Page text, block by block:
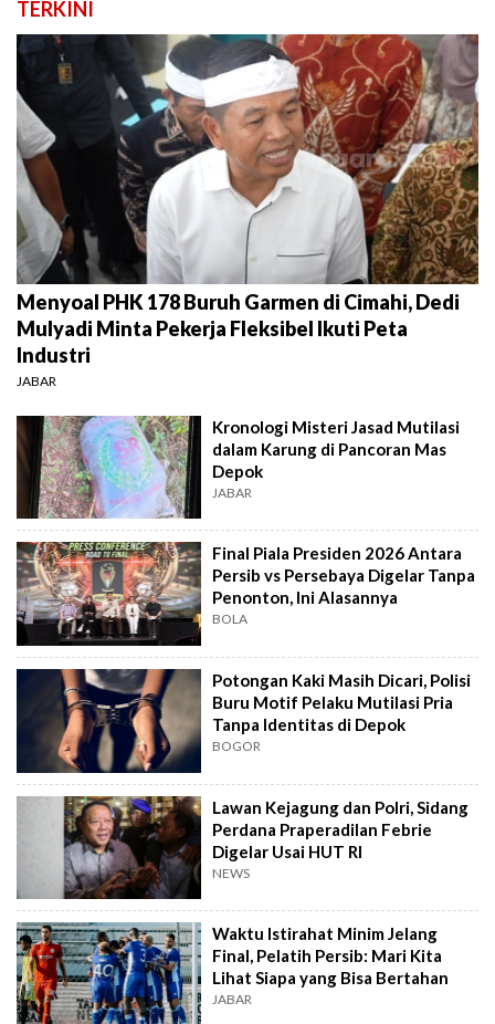
TERKINI
Menyoal PHK 178 Buruh Garmen di Cimahi, Dedi
Mulyadi Minta Pekerja Fleksibel Ikuti Peta
Industri
JABAR
Kronologi Misteri Jasad Mutilasi
dalam Karung di Pancoran Mas
Depok
JABAR
Final Piala Presiden 2026 Antara
Persib vs Persebaya Digelar Tanpa
Penonton, Ini Alasannya
BOLA
Potongan Kaki Masih Dicari, Polisi
Buru Motif Pelaku Mutilasi Pria
Tanpa Identitas di Depok
BOGOR
Lawan Kejagung dan Polri, Sidang
Perdana Praperadilan Febrie
Digelar Usai HUT RI
NEWS
Waktu Istirahat Minim Jelang
Final, Pelatih Persib: Mari Kita
Lihat Siapa yang Bisa Bertahan
JABAR